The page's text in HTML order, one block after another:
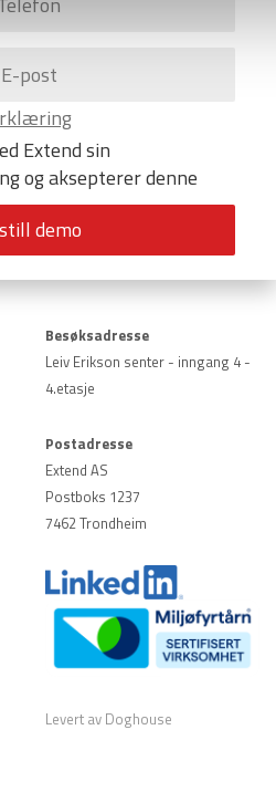
Extend sin
og aksepterer denne
Besøksadresse
Leiv Erikson senter - inngang 4 -
4.etasje
Postadresse
Extend AS
Postboks 1237
7462 Trondheim
Levert av Doghouse